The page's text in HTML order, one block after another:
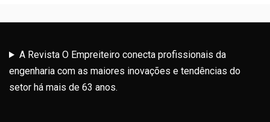
A Revista O Empreiteiro conecta profissionais da
engenharia com as maiores inovações e tendências do
setor há mais de 63 anos.